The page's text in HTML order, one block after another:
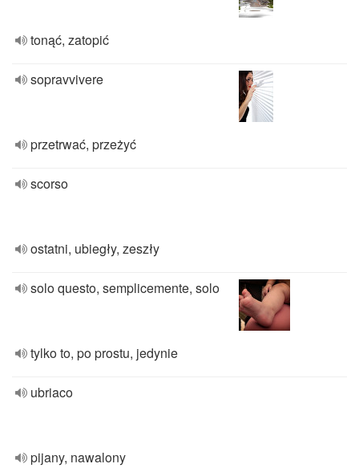
tonąć, zatopić
sopravvivere
przetrwać, przeżyć
scorso
ostatni, ubiegły, zeszły
solo questo, semplicemente, solo
tylko to, po prostu, jedynie
ubriaco
pijany, nawalony